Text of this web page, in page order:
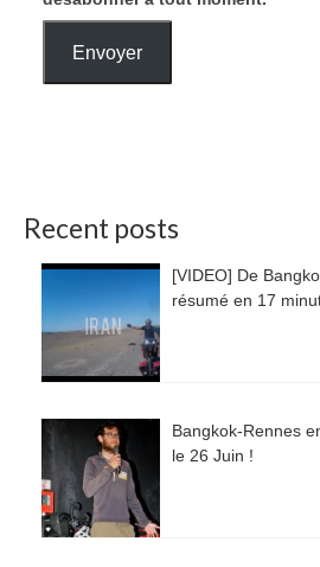
Envoyer
Recent posts
[VIDEO] De
résumé en 17
Bangkok-Rennes
le 26 Juin !